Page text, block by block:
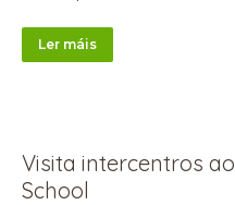
Ler máis
Visita intercentros
School